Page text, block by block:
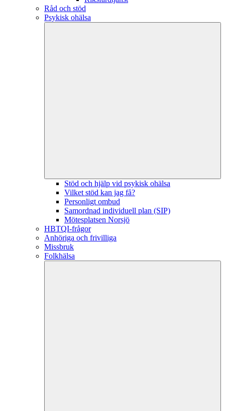
Råd och stöd
Psykisk ohälsa
Stöd och hjälp vid psykisk ohälsa
Vilket stöd kan jag få?
Personligt ombud
Samordnad individuell plan (SIP)
Mötesplatsen Norsjö
HBTQI-frågor
Anhöriga och frivilliga
Missbruk
Folkhälsa